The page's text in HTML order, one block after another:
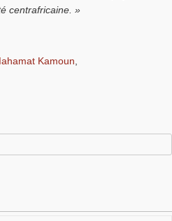
centrafricaine. »
Kamoun